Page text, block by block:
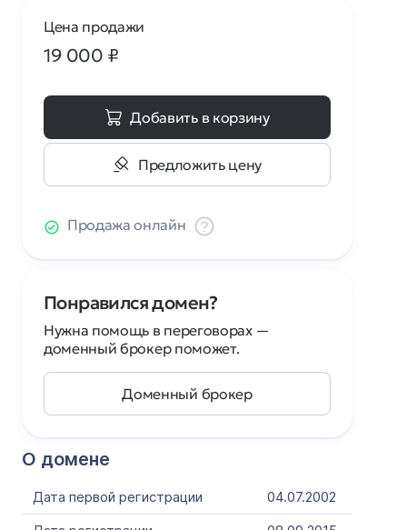
О домене
Дата первой регистрации
04.07.2002
Цена продажи
19 000 ₽
Добавить в корзину
Предложить цену
Продажа онлайн
Понравился домен?
Нужна помощь в переговорах —
доменный брокер поможет.
Доменный брокер